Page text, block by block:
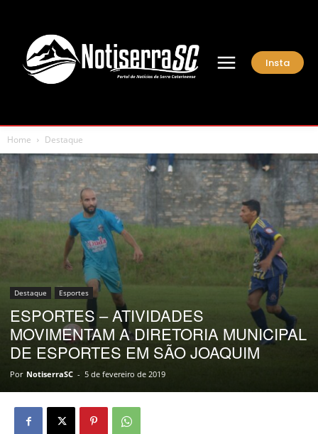
Insta
Home Destaque
Destaque Esportes
ESPORTES – ATIVIDADES
MOVIMENTAM A DIRETORIA MUNICIPAL
DE ESPORTES EM SÃO JOAQUIM
Por NotiserraSC - 5 de fevereiro de 2019